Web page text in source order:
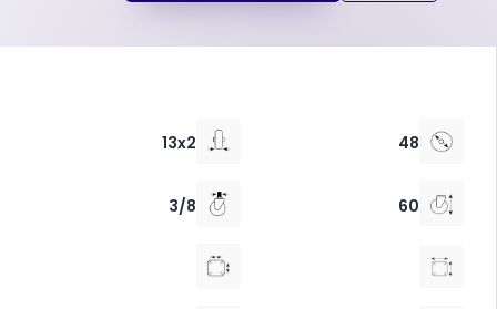
48
13x2
60
3/8